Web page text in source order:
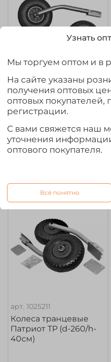
арт.1025108
Колеса транцевые М
удлиненные
260) (П)
6 909₽
Ожидается
арт.1025211
Колеса транцевые
Патриот ТР (d-260/h-
40см)
Узнать
Мы торгуем оптом и в
На сайте указаны
получения оптовых
оптовых
регистрации.
С вами свяжется наш
уточнения
оптового покупателя.
Всё понятно